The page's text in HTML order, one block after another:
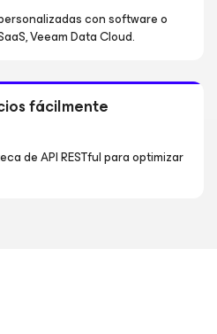
con software o
Veeam Data Cloud.
fácilmente
de API RESTful para optimizar